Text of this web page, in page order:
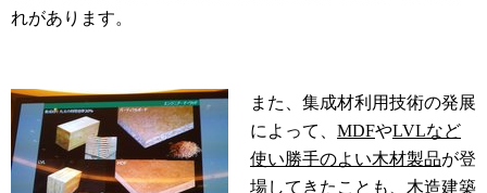
れがあります。
また、集成材利用技術の発展
によって、 MDFやLVLなど
使い勝手のよい木材製品が登
場してきたことも、木造建築